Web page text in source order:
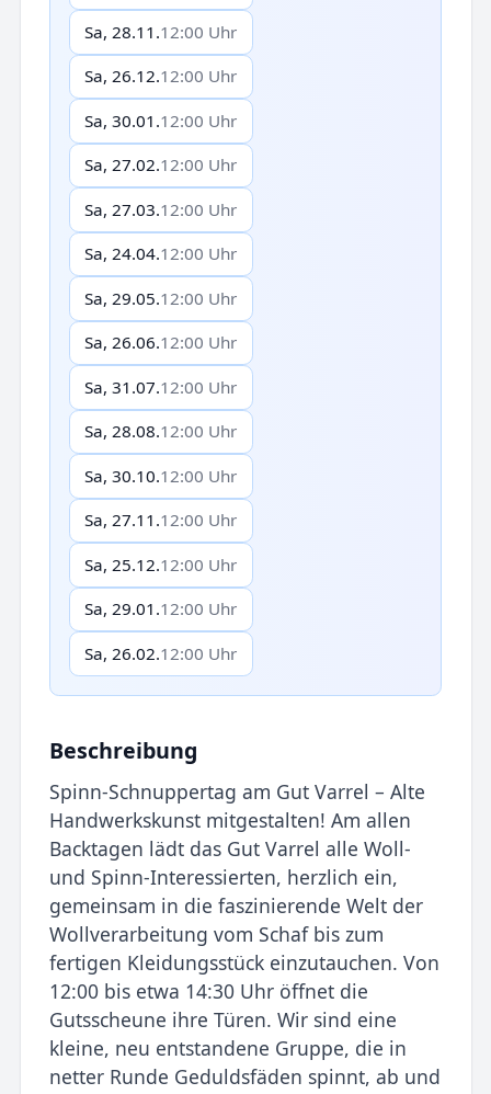
Sa, 28.11.12:00 Uhr
Sa, 26.12.12:00 Uhr
Sa, 30.01.12:00 Uhr
Sa, 27.02.12:00 Uhr
Sa, 27.03.12:00 Uhr
Sa, 24.04.12:00 Uhr
Sa, 29.05.12:00 Uhr
Sa, 26.06.12:00 Uhr
Sa, 31.07.12:00 Uhr
Sa, 28.08.12:00 Uhr
Sa, 30.10.12:00 Uhr
Sa, 27.11.12:00 Uhr
Sa, 25.12.12:00 Uhr
Sa, 29.01.12:00 Uhr
Sa, 26.02.12:00 Uhr
Beschreibung
Spinn-Schnuppertag am Gut Varrel – Alte
Handwerkskunst mitgestalten! Am allen
Backtagen lädt das Gut Varrel alle Woll-
und Spinn-Interessierten, herzlich ein,
gemeinsam in die faszinierende Welt der
Wollverarbeitung vom Schaf bis zum
fertigen Kleidungsstück einzutauchen. Von
12:00 bis etwa 14:30 Uhr öffnet die
Gutsscheune ihre Türen. Wir sind eine
kleine, neu entstandene Gruppe, die in
netter Runde Geduldsfäden spinnt, ab und